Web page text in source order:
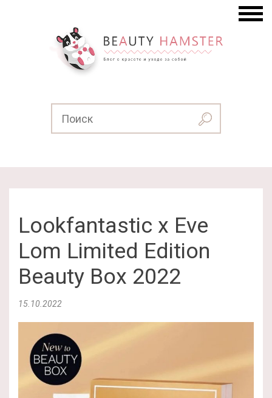
Lookfantastic x Eve
Lom Limited Edition
Beauty Box 2022
15.10.2022